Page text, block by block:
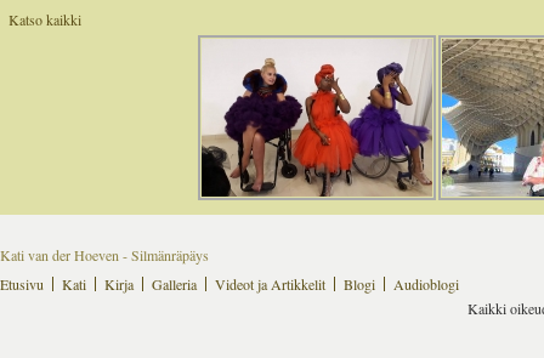
Katso kaikki
Kati van der Hoeven - Silmänräpäys
Etusivu
Kati Kirja Galleria Videot ja Artikkelit Blogi
Audioblogi
Kaikki